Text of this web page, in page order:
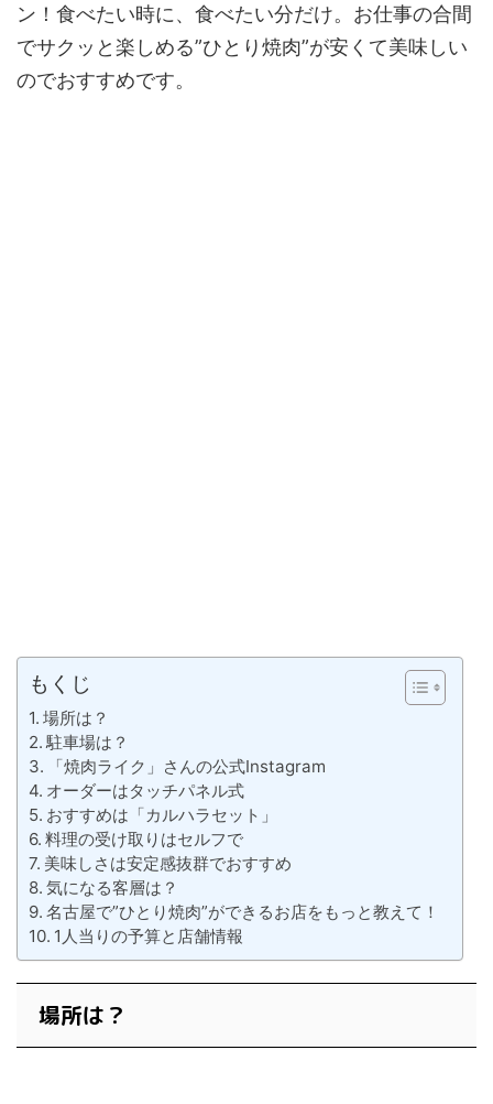
ン！食べたい時に、食べたい分だけ。お仕事の合間
でサクッと楽しめる”ひとり焼肉”が安くて美味しい
のでおすすめです。
もくじ
場所は？
駐車場は？
「焼肉ライク」さんの公式Instagram
オーダーはタッチパネル式
おすすめは「カルハラセット」
料理の受け取りはセルフで
美味しさは安定感抜群でおすすめ
気になる客層は？
名古屋で”ひとり焼肉”ができるお店をもっと教えて！
1人当りの予算と店舗情報
場所は？